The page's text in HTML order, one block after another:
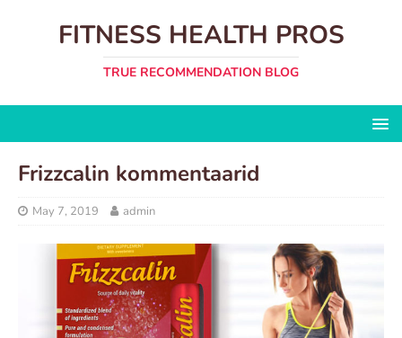
FITNESS HEALTH PROS
TRUE RECOMMENDATION BLOG
Frizzcalin kommentaarid
May 7, 2019 admin